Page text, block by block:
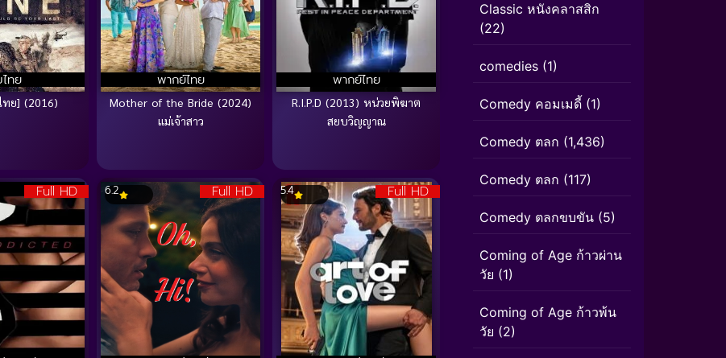
ทย
ทย] (2016)
พากย์ไทย
Mother of the Bride (2024)
แม่เจ้าสาว
พากย์ไทย
R.I.P.D (2013) หน่วยพิฆาต
สยบวิญญาณ
Full HD Full HD
6.2 Full HD
5.4
Classic หนังคลาสสิก
(22)
comedies (1)
Comedy คอมเมดี้ (1)
Comedy ตลก (1,436)
Comedy ตลก (117)
Comedy ตลกขบขัน (5)
Coming of Age ก้าวผ่าน
วัย (1)
Coming of Age ก้าวพ้น
วัย (2)